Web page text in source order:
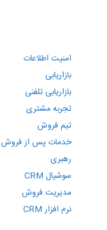
امنیت اطلاعات
بازاریابی
بازاریابی تلفنی
تجربه مشتری
تیم فروش
خدمات پس از فروش
رهبری
سوشیال CRM
مدیریت فروش
نرم افزار CRM